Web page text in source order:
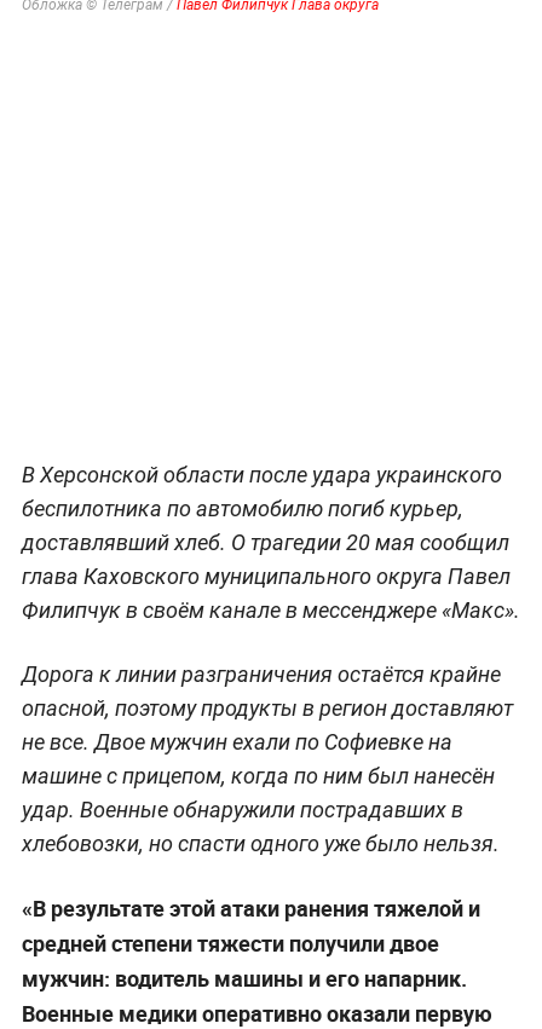
Обложка © Телеграм / Павел Филипчук Глава округа
В Херсонской области после удара украинского
беспилотника по автомобилю погиб курьер,
доставлявший хлеб. О трагедии 20 мая сообщил
глава Каховского муниципального округа Павел
Филипчук в своём канале в мессенджере «Макс».
Дорога к линии разграничения остаётся крайне
опасной, поэтому продукты в регион доставляют
не все. Двое мужчин ехали по Софиевке на
машине с прицепом, когда по ним был нанесён
удар. Военные обнаружили пострадавших в
хлебовозки, но спасти одного уже было нельзя.
«В результате этой атаки ранения тяжелой и
средней степени тяжести получили двое
мужчин: водитель машины и его напарник.
Военные медики оперативно оказали первую